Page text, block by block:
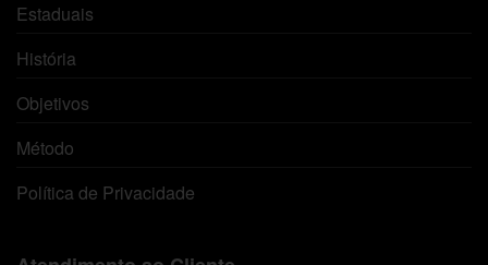
Estaduais
História
Objetivos
Método
Política de Privacidade